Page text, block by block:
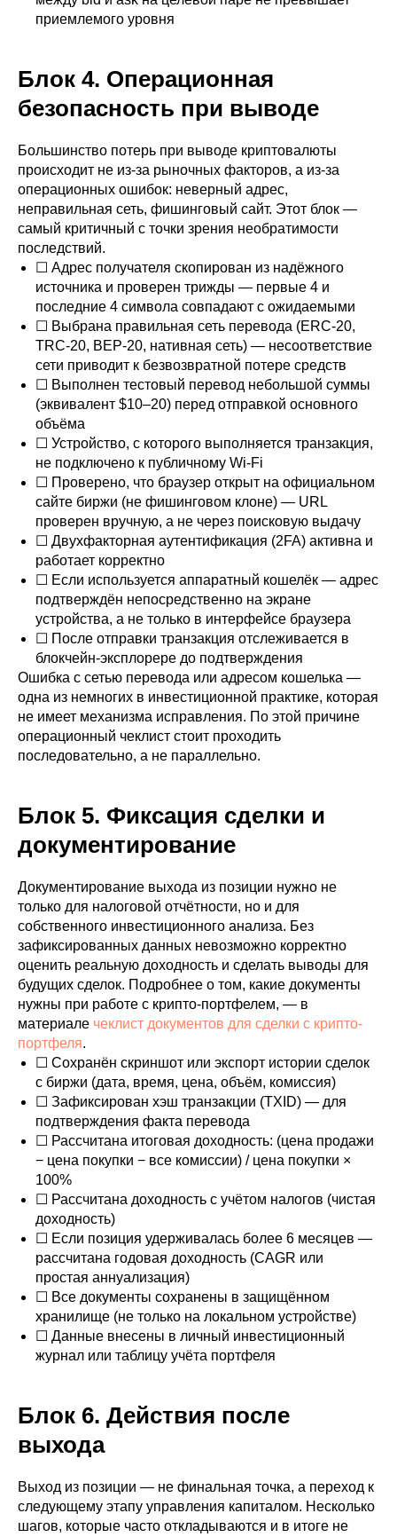
приемлемого уровня
Блок 4. Операционная
безопасность при выводе
Большинство потерь при выводе криптовалюты
происходит не из-за рыночных факторов, а из-за
операционных ошибок: неверный адрес,
неправильная сеть, фишинговый сайт. Этот блок —
самый критичный с точки зрения необратимости
последствий.
☐ Адрес получателя скопирован из надёжного
источника и проверен трижды — первые 4 и
последние 4 символа совпадают с ожидаемыми
☐ Выбрана правильная сеть перевода (ERC-20,
TRC-20, BEP-20, нативная сеть) — несоответствие
сети приводит к безвозвратной потере средств
☐ Выполнен тестовый перевод небольшой суммы
(эквивалент $10–20) перед отправкой основного
объёма
☐ Устройство, с которого выполняется транзакция,
не подключено к публичному Wi-Fi
☐ Проверено, что браузер открыт на официальном
сайте биржи (не фишинговом клоне) — URL
проверен вручную, а не через поисковую выдачу
☐ Двухфакторная аутентификация (2FA) активна и
работает корректно
☐ Если используется аппаратный кошелёк — адрес
подтверждён непосредственно на экране
устройства, а не только в интерфейсе браузера
☐ После отправки транзакция отслеживается в
блокчейн-эксплорере до подтверждения
Ошибка с сетью перевода или адресом кошелька —
одна из немногих в инвестиционной практике, которая
не имеет механизма исправления. По этой причине
операционный чеклист стоит проходить
последовательно, а не параллельно.
Блок 5. Фиксация сделки и
документирование
Документирование выхода из позиции нужно не
только для налоговой отчётности, но и для
собственного инвестиционного анализа. Без
зафиксированных данных невозможно корректно
оценить реальную доходность и сделать выводы для
будущих сделок. Подробнее о том, какие документы
нужны при работе с крипто-портфелем, — в
материале чеклист документов для сделки с крипто-
портфеля.
☐ Сохранён скриншот или экспорт истории сделок
с биржи (дата, время, цена, объём, комиссия)
☐ Зафиксирован хэш транзакции (TXID) — для
подтверждения факта перевода
☐ Рассчитана итоговая доходность: (цена продажи
− цена покупки − все комиссии) / цена покупки ×
100%
☐ Рассчитана доходность с учётом налогов (чистая
доходность)
☐ Если позиция удерживалась более 6 месяцев —
рассчитана годовая доходность (CAGR или
простая аннуализация)
☐ Все документы сохранены в защищённом
хранилище (не только на локальном устройстве)
☐ Данные внесены в личный инвестиционный
журнал или таблицу учёта портфеля
Блок 6. Действия после
выхода
Выход из позиции — не финальная точка, а переход к
следующему этапу управления капиталом. Несколько
шагов, которые часто откладываются и в итоге не